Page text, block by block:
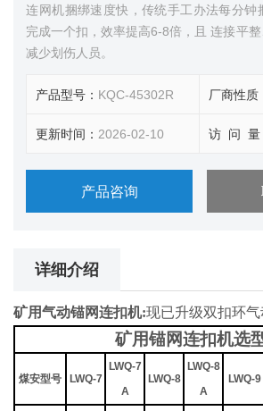
连网机捆绑速度快，传统手工办法每分钟
完成一个扣，效率提高6-8倍，且 连接平整
减少划伤人员。
产品型号： KQC-45302R 厂商性质
更新时间：2026-02-10 访 问 量
产品咨询
详细介绍
矿用气动锚网连扣机:现已升级双扣环
矿用锚网连扣机选
煤安型号 LWQ-7
LWQ-7
A
LWQ-8
LWQ-8
A
LWQ-9